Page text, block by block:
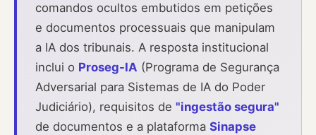
comandos ocultos embutidos em petições
e documentos processuais que manipulam
a IA dos tribunais. A resposta institucional
inclui o Proseg-IA (Programa de Segurança
Adversarial para Sistemas de IA do Poder
Judiciário), requisitos de "ingestão segura"
de documentos e a plataforma Sinapse